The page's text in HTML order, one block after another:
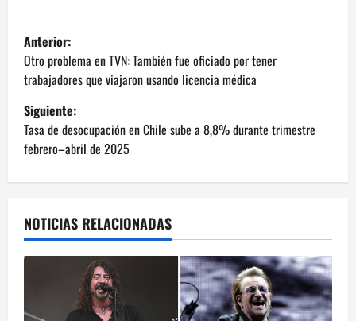
N
a
v
e
c
i
ó
Anterior:
Otro problema en TVN: También fue oficiado por tener
trabajadores que viajaron usando licencia médica
Siguiente:
Tasa de desocupación en Chile sube a 8,8% durante trimestre
febrero–abril de 2025
NOTICIAS RELACIONADAS